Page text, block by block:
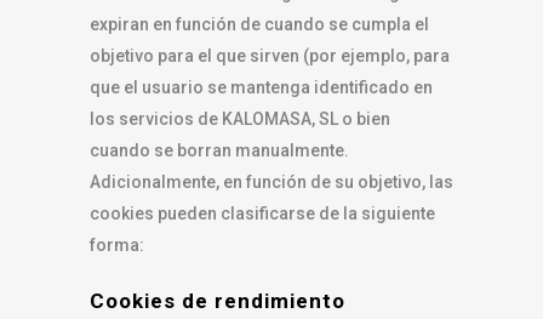
expiran en función de cuando se cumpla el
objetivo para el que sirven (por ejemplo, para
que el usuario se mantenga identificado en
los servicios de KALOMASA, SL o bien
cuando se borran manualmente.
Adicionalmente, en función de su objetivo, las
cookies pueden clasificarse de la siguiente
forma:
Cookies de rendimiento